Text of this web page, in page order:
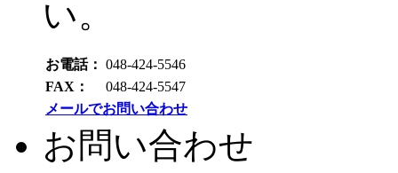
い。
お電話： 048-424-5546
FAX：
048-424-5547
メールでお問い合わせ
お問い合わせ